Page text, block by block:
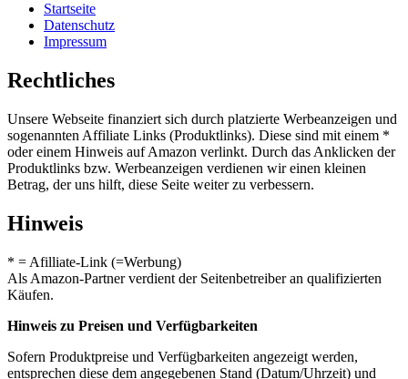
Startseite
Datenschutz
Impressum
Rechtliches
Unsere Webseite finanziert sich durch platzierte Werbeanzeigen und
sogenannten Affiliate Links (Produktlinks). Diese sind mit einem *
oder einem Hinweis auf Amazon verlinkt. Durch das Anklicken der
Produktlinks bzw. Werbeanzeigen verdienen wir einen kleinen
Betrag, der uns hilft, diese Seite weiter zu verbessern.
Hinweis
* = Afilliate-Link (=Werbung)
Als Amazon-Partner verdient der Seitenbetreiber an qualifizierten
Käufen.
Hinweis zu Preisen und Verfügbarkeiten
Sofern Produktpreise und Verfügbarkeiten angezeigt werden,
entsprechen diese dem angegebenen Stand (Datum/Uhrzeit) und